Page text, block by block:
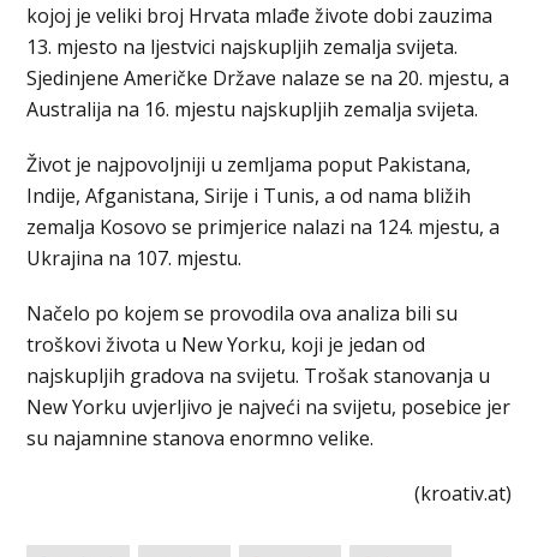
kojoj je veliki broj Hrvata mlađe živote dobi zauzima
13. mjesto na ljestvici najskupljih zemalja svijeta.
Sjedinjene Američke Države nalaze se na 20. mjestu, a
Australija na 16. mjestu najskupljih zemalja svijeta.
Život je najpovoljniji u zemljama poput Pakistana,
Indije, Afganistana, Sirije i Tunis, a od nama bližih
zemalja Kosovo se primjerice nalazi na 124. mjestu, a
Ukrajina na 107. mjestu.
Načelo po kojem se provodila ova analiza bili su
troškovi života u New Yorku, koji je jedan od
najskupljih gradova na svijetu. Trošak stanovanja u
New Yorku uvjerljivo je najveći na svijetu, posebice jer
su najamnine stanova enormno velike.
(kroativ.at)